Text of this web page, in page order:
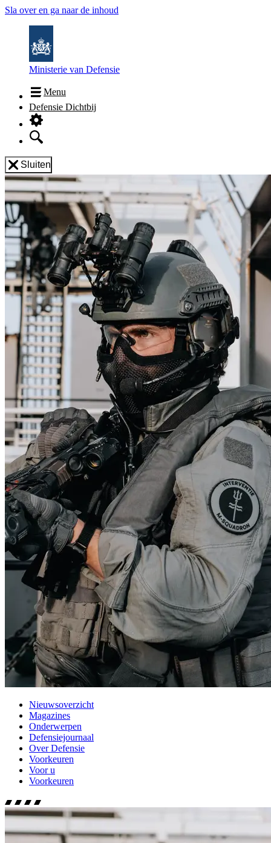
Sla over en ga naar de inhoud
Ministerie van Defensie
Menu
Defensie Dichtbij
Sluiten
Nieuwsoverzicht
Magazines
Onderwerpen
Defensiejournaal
Over Defensie
Voorkeuren
Voor u
Voorkeuren